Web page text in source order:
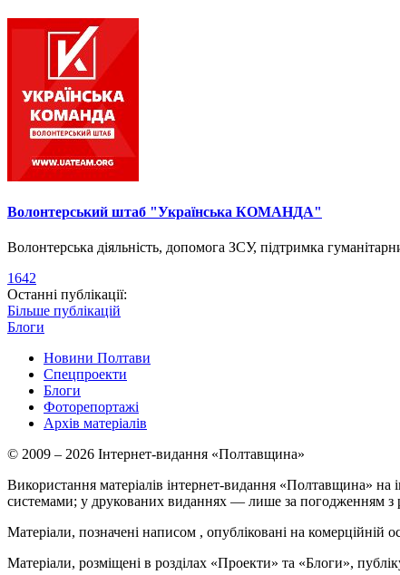
Волонтерський штаб "Українська КОМАНДА"
Волонтерська діяльність, допомога ЗСУ, підтримка
1642
Останні публікації:
Більше публікацій
Блоги
Новини Полтави
Спецпроекти
Блоги
Фоторепортажі
Архів матеріалів
© 2009 – 2026 Інтернет-видання «Полтавщина»
Використання матеріалів інтернет-видання «Полтавщина» на
системами; у друкованих виданнях — лише за погодженням з
Матеріали, позначені написом , опубліковані на комерційній
Матеріали, розміщені в розділах «Проекти» та «Блоги»,